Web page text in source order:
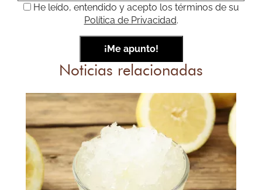
He leído, entendido y acepto los términos de su
Política de Privacidad.
Noticias relacionadas